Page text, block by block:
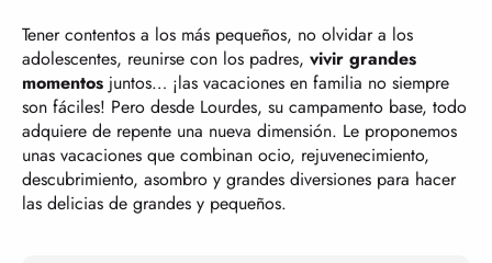
Tener contentos a los más pequeños, no olvidar a los
adolescentes, reunirse con los padres, vivir grandes
momentos juntos… ¡las vacaciones en familia no siempre
son fáciles! Pero desde Lourdes, su campamento base, todo
adquiere de repente una nueva dimensión. Le proponemos
unas vacaciones que combinan ocio, rejuvenecimiento,
descubrimiento, asombro y grandes diversiones para hacer
las delicias de grandes y pequeños.